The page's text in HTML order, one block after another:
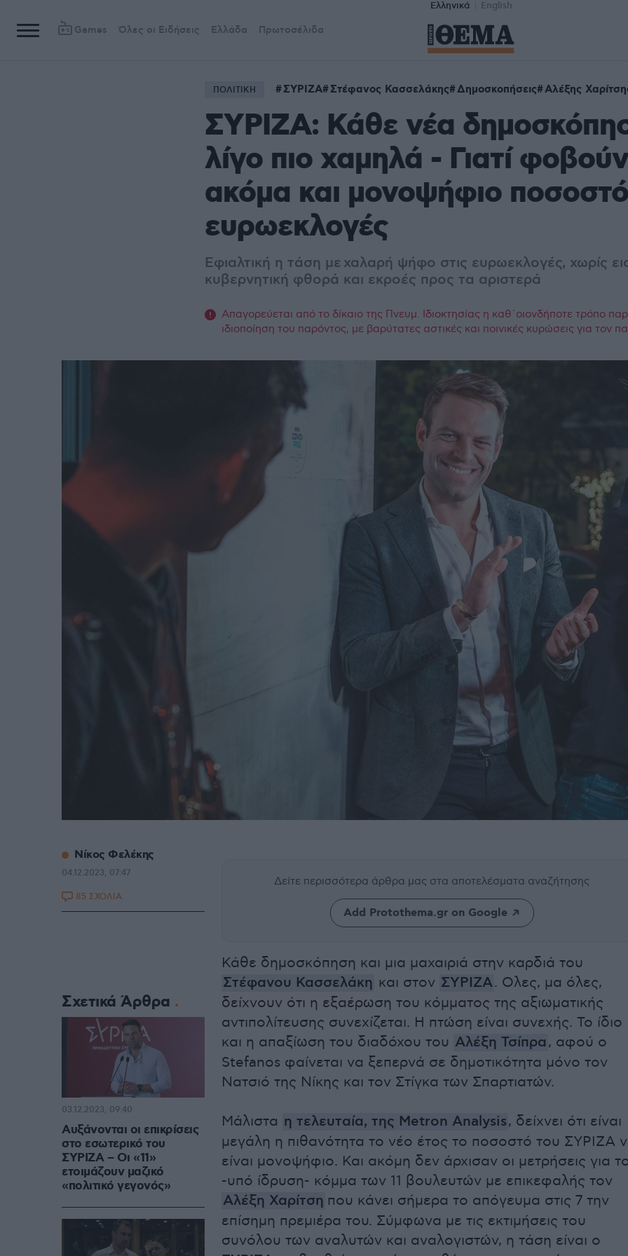
Ελληνικά English
Games Όλες οι Ειδήσεις Ελλάδα Πρωτοσέλιδα
ΠΟΛΙΤΙΚΗ ΣΥΡΙΖΑ Στέφανος Κασσελάκης Δημοσκοπήσεις Αλέξης
ΣΥΡΙΖΑ: Κάθε νέα
λίγο πιο χαμηλά - Γιατί
ακόμα και μονοψήφιο ποσοστό
ευρωεκλογές
Εφιαλτική η τάση με χαλαρή ψήφο στις ευρωεκλογές, χωρίς
κυβερνητική φθορά και εκροές προς τα αριστερά
Απαγορεύεται από το δίκαιο της Πνευμ. Ιδιοκτησίας η καθ΄οιονδήποτε τρόπο
ιδιοποίηση του παρόντος, με βαρύτατες αστικές και ποινικές κυρώσεις για τον
Δείτε περισσότερα άρθρα μας στα αποτελέσματα αναζήτησης
Add Protothema.gr on Google
Κάθε δημοσκόπηση και μια μαχαιριά στην καρδιά του
Στέφανου Κασσελάκη και στον ΣΥΡΙΖΑ. Oλες, μα όλες,
δείχνουν ότι η εξαέρωση του κόμματος της αξιωματικής
αντιπολίτευσης συνεχίζεται. Η πτώση είναι συνεχής. Το ίδιο
και η απαξίωση του διαδόχου του Αλέξη Τσίπρα , αφού ο
Stefanos φαίνεται να ξεπερνά σε δημοτικότητα μόνο τον
Νατσιό της Νίκης και τον Στίγκα των Σπαρτιατών.
Μάλιστα η τελευταία, της Metron Analysis, δείχνει ότι είναι
μεγάλη η πιθανότητα το νέο έτος το ποσοστό του ΣΥΡΙΖΑ
είναι μονοψήφιο. Και ακόμη δεν άρχισαν οι μετρήσεις για
-υπό ίδρυση- κόμμα των 11 βουλευτών με επικεφαλής τον
Αλέξη Χαρίτση που κάνει σήμερα το απόγευμα στις 7 την
επίσημη πρεμιέρα του. Σύμφωνα με τις εκτιμήσεις του
συνόλου των αναλυτών και αναλογιστών, η τάση είναι ο
Νίκος Φελέκης
04.12.2023, 07:47
85 ΣΧΟΛΙΑ
Σχετικά Άρθρα
Αυξάνονται οι επικρίσεις
στο εσωτερικό του
ΣΥΡΙΖΑ – Οι «11»
ετοιμάζουν μαζικό
«πολιτικό γεγονός»
03.12.2023, 09:40